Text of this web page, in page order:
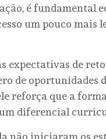
é fundamental
um pouco mais
expectativas de
de
reforça que a
diferencial
não iniciaram os